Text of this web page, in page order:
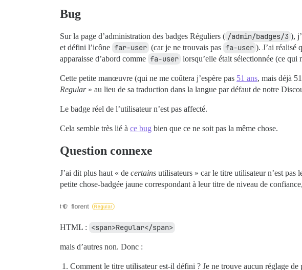
Bug
Sur la page d’administration des badges Réguliers ( /admin/badges/3 ),
et défini l’icône far-user (car je ne trouvais pas fa-user ). J’ai réalisé
apparaisse d’abord comme fa-user lorsqu’elle était sélectionnée (ce qui
Cette petite manœuvre (qui ne me coûtera j’espère pas 51 ans, mais déjà
Regular» au lieu de sa traduction dans la langue par défaut de notre
Le badge réel de l’utilisateur n’est pas affecté.
Cela semble très lié à ce bug bien que ce ne soit pas la même chose.
Question connexe
J’ai dit plus haut « de certains utilisateurs » car le titre utilisateur n’est
petite chose-badgée jaune correspondant à leur titre de niveau de
HTML : <span>Regular</span>
mais d’autres non. Donc :
Comment le titre utilisateur est-il défini ? Je ne trouve aucun réglage